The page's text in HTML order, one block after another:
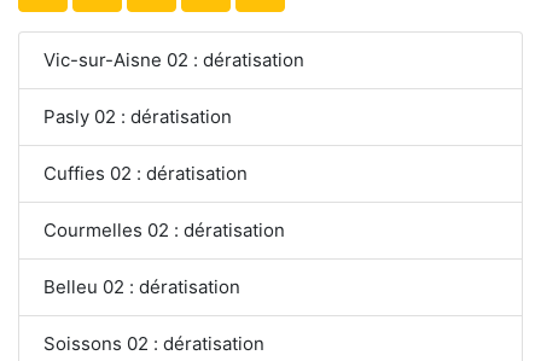
Vic-sur-Aisne 02 : dératisation
Pasly 02 : dératisation
Cuffies 02 : dératisation
Courmelles 02 : dératisation
Belleu 02 : dératisation
Soissons 02 : dératisation